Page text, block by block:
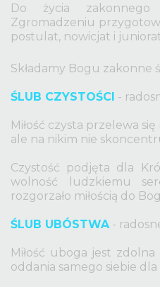
Do życia
Zgromadzeniu
postulat, nowicjat i
Składamy Bogu zakonne
ŚLUB CZYSTOŚCI -
Miłość czysta przelewa
ale na nikim nie
Czystość podjęta dla
wolność ludzkiemu
rozgorzało miłością do
ŚLUB UBÓSTWA-
Miłość uboga jest
oddania samego siebie